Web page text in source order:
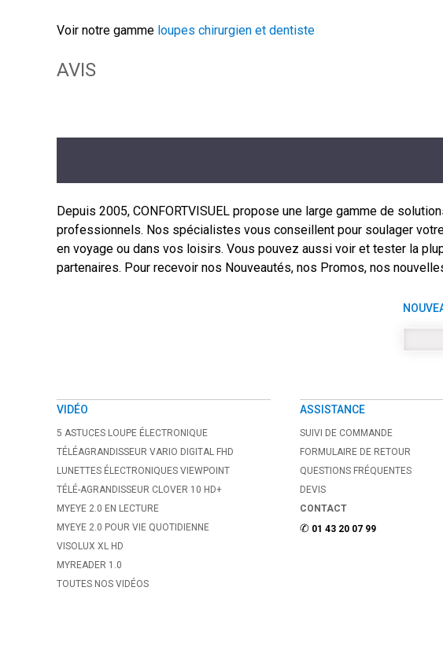
Voir notre gamme loupes chirurgien et dentiste
AVIS
Depuis 2005, CONFORTVISUEL propose une large gamme de
professionnels. Nos spécialistes vous conseillent pour soulager
en voyage ou dans vos loisirs. Vous pouvez aussi voir et tester la
partenaires. Pour recevoir nos Nouveautés, nos Promos, nos
VIDÉO
5 ASTUCES LOUPE ÉLECTRONIQUE
TÉLÉAGRANDISSEUR VARIO DIGITAL FHD
LUNETTES ÉLECTRONIQUES VIEWPOINT
TÉLÉ-AGRANDISSEUR CLOVER 10 HD+
MYEYE 2.0 EN LECTURE
MYEYE 2.0 POUR VIE QUOTIDIENNE
VISOLUX XL HD
MYREADER 1.0
TOUTES NOS VIDÉOS
ASSISTANCE
SUIVI DE COMMANDE
FORMULAIRE DE RETOUR
QUESTIONS FRÉQUENTES
DEVIS
CONTACT
✆ 01 43 20 07 99